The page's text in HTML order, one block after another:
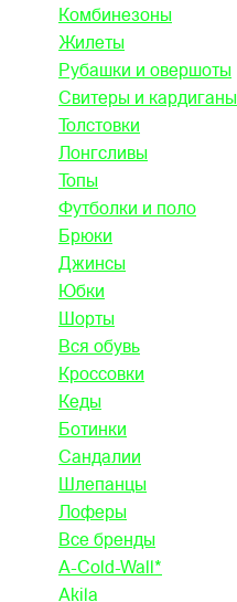
Комбинезоны
Жилеты
Рубашки и овершоты
Свитеры и кардиганы
Толстовки
Лонгсливы
Топы
Футболки и поло
Брюки
Джинсы
Юбки
Шорты
Вся обувь
Кроссовки
Кеды
Ботинки
Сандалии
Шлепанцы
Лоферы
Все бренды
A-Cold-Wall*
Akila